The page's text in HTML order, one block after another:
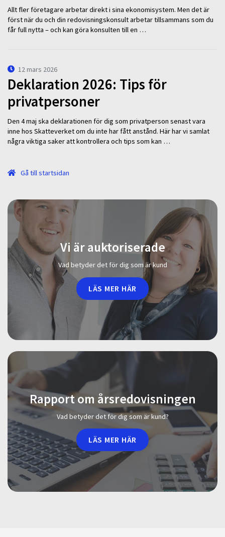
Allt fler företagare arbetar direkt i sina ekonomisystem. Men det är
först när du och din redovisningskonsult arbetar tillsammans som du
får full nytta – och kan göra konsulten till en …
12 mars 2026
Deklaration 2026: Tips för
privatpersoner
Den 4 maj ska deklarationen för dig som privatperson senast vara
inne hos Skatteverket om du inte har fått anstånd. Här har vi samlat
några viktiga saker att kontrollera och tips som kan …
Gå till startsidan
Vi är auktoriserade
Vad betyder det för dig som är kund
LÄS MER HÄR
Rapport om årsredovisningen
Vad betyder det för dig som är kund?
LÄS MER HÄR